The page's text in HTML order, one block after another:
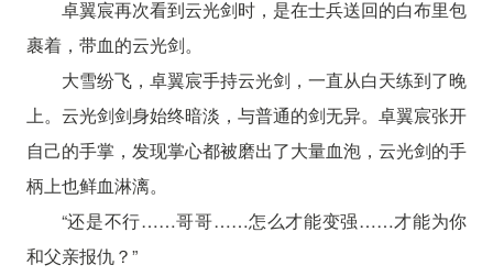
卓翼宸再次看到云光剑时，是在士兵送回的白布里包
裹着，带血的云光剑。
大雪纷飞，卓翼宸手持云光剑，一直从白天练到了晚
上。云光剑剑身始终暗淡，与普通的剑无异。卓翼宸张开
自己的手掌，发现掌心都被磨出了大量血泡，云光剑的手
柄上也鲜血淋漓。
“还是不行……哥哥……怎么才能变强……才能为你
和父亲报仇？”